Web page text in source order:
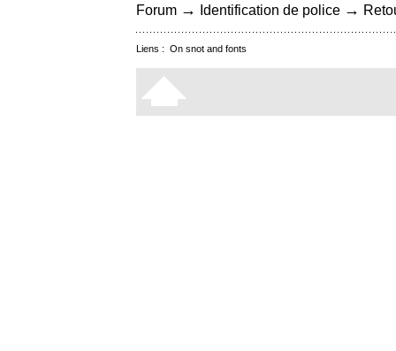
Forum → Identification de police →
Liens : On snot and fonts